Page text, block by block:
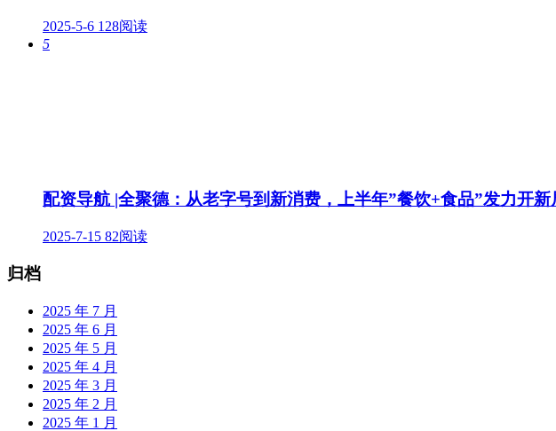
2025-5-6 128阅读
5
配资导航 |全聚德：从老字号到新消费，上半年”餐饮+食品”发力开新
2025-7-15 82阅读
归档
2025 年 7 月
2025 年 6 月
2025 年 5 月
2025 年 4 月
2025 年 3 月
2025 年 2 月
2025 年 1 月